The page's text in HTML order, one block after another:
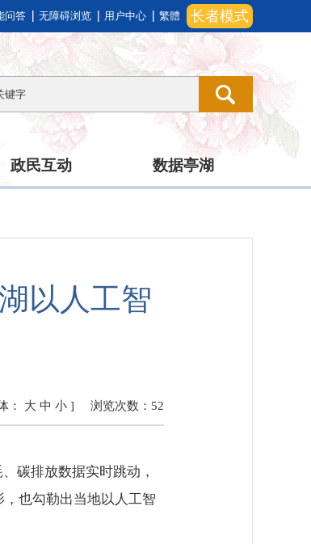
问答 无障碍浏览 用户中心 繁體 长者模式
政民互动 数据亭湖
以人工智
浏览次数： 52
： 大 中 小 ]
碳排放数据实时跳动，
也勾勒出当地以人工智